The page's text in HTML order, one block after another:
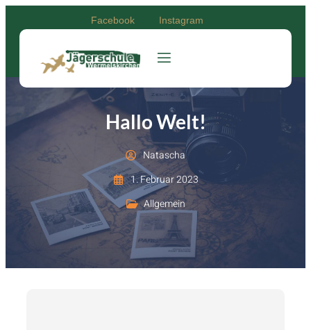
Facebook Instagram
Hallo Welt!
Natascha
1. Februar 2023
Allgemein